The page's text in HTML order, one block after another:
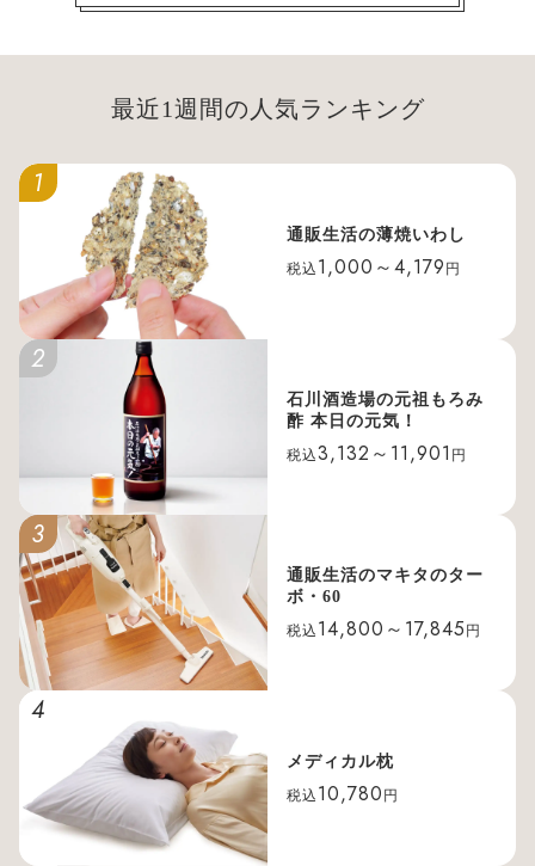
最近1週間の人気ランキング
1
通販生活の薄焼いわし
税込 1,000～4,179 円
2
石川酒造場の元祖もろみ
酢 本日の元気！
税込3,132～11,901 円
3
通販生活のマキタのター
ボ・60
税込 14,800～17,845 円
4
メディカル枕
税込 10,780 円